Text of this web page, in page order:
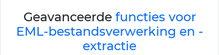
Geavanceerde functies voor
EML-bestandsverwerking en -
extractie